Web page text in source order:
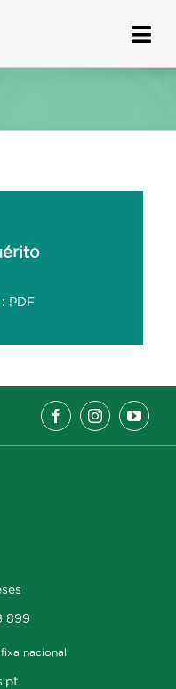
PDF
899
nacional